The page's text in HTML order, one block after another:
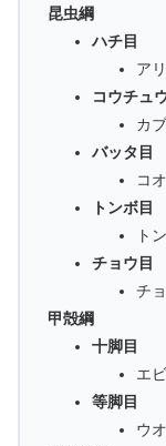
昆虫綱
ハチ目
ア
コウチュ
カ
バッタ目
コ
トンボ目
ト
チョウ目
チ
甲殻綱
十脚目
エ
等脚目
ウ